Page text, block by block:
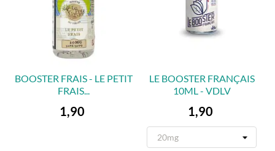
BOOSTER FRAIS - LE PETIT
FRAIS...
Preis
1,90
LE BOOSTER FRANÇAIS
10ML - VDLV
Preis
1,90